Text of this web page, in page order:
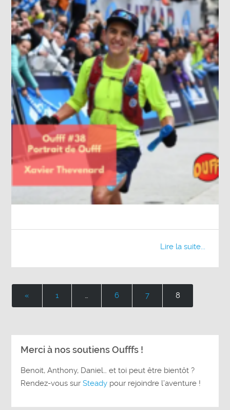
Lire la suite...
« 1 … 6 7 8
Merci à nos soutiens Oufffs !
Benoit, Anthony, Daniel… et toi peut être bientôt ?
Rendez-vous surSteady pour rejoindre l’aventure !